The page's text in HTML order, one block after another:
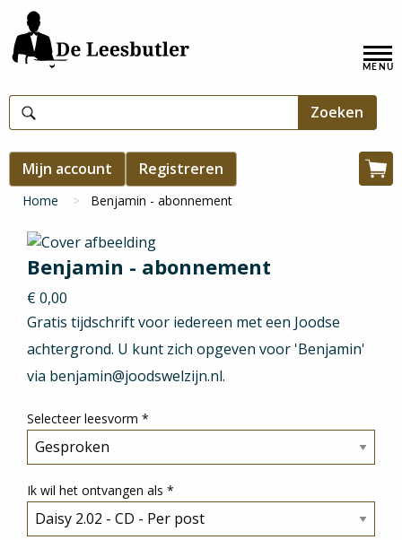
Overslaan
en
naar
inhoud
gaan
Hoofdnavigatie
Gebruikersmenu
Mijn account Registreren
Kruimelpad
Home Benjamin - abonnement
Benjamin - abonnement
€ 0,00
Gratis tijdschrift voor iedereen met een Joodse
achtergrond. U kunt zich opgeven voor 'Benjamin'
via benjamin@joodswelzijn.nl.
Selecteer leesvorm *
Ik wil het ontvangen als *